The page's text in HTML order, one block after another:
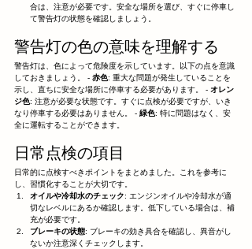
合は、注意が必要です。安全な場所を選び、すぐに停車し
て警告灯の状態を確認しましょう。
警告灯の色の意味を理解する
警告灯は、色によって危険度を示しています。以下の点を意識
しておきましょう。 - 赤色: 重大な問題が発生していることを
示し、直ちに安全な場所に停車する必要があります。 - オレン
ジ色: 注意が必要な状態です。すぐに点検が必要ですが、いき
なり停車する必要はありません。 - 緑色: 特に問題はなく、安
全に運転することができます。
日常点検の項目
日常的に点検すべきポイントをまとめました。これを参考に
し、習慣化することが大切です。
オイルや冷却水のチェック: エンジンオイルや冷却水が適
切なレベルにあるか確認します。低下している場合は、補
充が必要です。
ブレーキの状態: ブレーキの効き具合を確認し、異音がし
ないか注意深くチェックします。